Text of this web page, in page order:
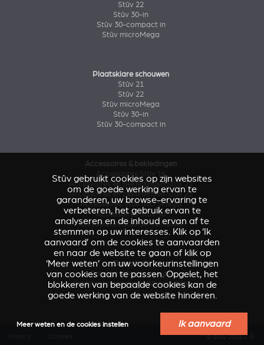
Stûv 22
Stûv 30-in
Stûv 30-compact in
Stûv microMega
Plaatsklare schouwen
Stûv 21
Stûv 22
Stûv microMega
Stûv 30-in
Stûv 30-compact in
Accessoires & bekledingen
Accessoires Stûv 16
Accessoires en bekledingen Stûv 21
Accessoires en bekledingen Stûv 22
Accessoires Stûv microMega
Accessoires Stûv 30
Accessoires Stûv 30-compact
Case study
Caresse d'Avenir(Stûv 22)
Architectenwoning in Nîmes(sP10)
© Stûv 2026 -
Stûv gebruikt cookies op zijn websites
om de goede werking ervan te
garanderen, uw browse-ervaring te
verbeteren, het gebruik ervan te
analyseren en de inhoud ervan af te
stemmen op uw interesses. Klik op ‘Ik
aanvaard’ om de cookies te aanvaarden
en naar de website te gaan of klik op
‘Meer weten’ om uw voorkeurinstellingen
van cookies aan te passen. Opgelet, het
blokkeren van bepaalde cookies kan de
goede werking van de website hinderen.
Meer weten en de cookies instellen Ik aanvaard